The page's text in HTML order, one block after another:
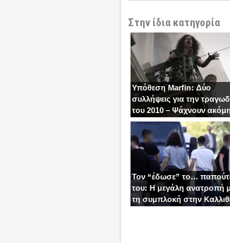
Στην ίδια κατηγορία
Υπόθεση Marfin: Δύο
συλλήψεις για την
του 2010 – Ψάχνουν ακόμη
μία γυναίκα
Τον “έδωσε” το…
του: Η μεγάλη ανατροπή
τη συμπλοκή στην